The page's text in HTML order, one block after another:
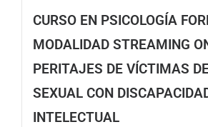
CURSO EN PSICOLOGÍA
MODALIDAD STREAMING
PERITAJES DE VÍCTIMAS
SEXUAL CON
INTELECTUAL